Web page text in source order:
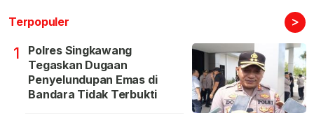
Terpopuler >
1
Polres Singkawang
Tegaskan Dugaan
Penyelundupan Emas di
Bandara Tidak Terbukti